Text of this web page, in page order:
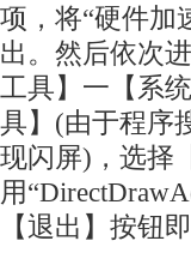
项，将“硬件加
出。然后依次
工具】一【系
具】(由于程序
现闪屏)，选择
用
【退出】按钮即